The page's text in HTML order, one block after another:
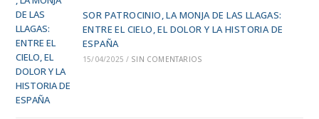
SOR PATROCINIO, LA MONJA DE LAS LLAGAS:
ENTRE EL CIELO, EL DOLOR Y LA HISTORIA DE
ESPAÑA
15/04/2025 / SIN COMENTARIOS